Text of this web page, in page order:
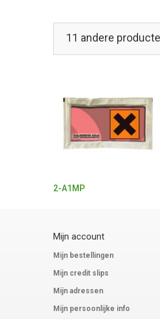
11 andere
2-A1MP
Mijn account
Mijn bestellingen
Mijn credit slips
Mijn adressen
Mijn persoonlijke info